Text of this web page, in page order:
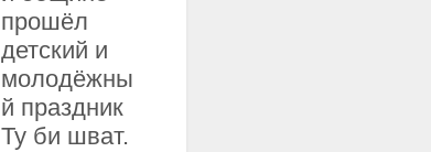
прошёл
детский и
молодёжны
й праздник
Ту би шват.